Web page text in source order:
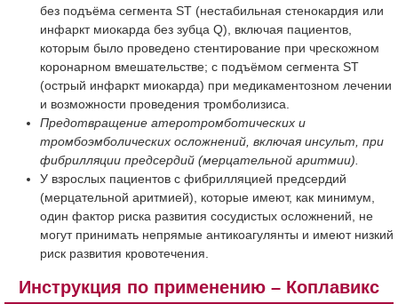
без подъёма сегмента ST (нестабильная стенокардия или
инфаркт миокарда без зубца Q), включая пациентов,
которым было проведено стентирование при чрескожном
коронарном вмешательстве; с подъёмом сегмента ST
(острый инфаркт миокарда) при медикаментозном лечении
и возможности проведения тромболизиса.
Предотвращение атеротромботических и
тромбоэмболических осложнений, включая инсульт, при
фибрилляции предсердий (мерцательной аритмии).
У взрослых пациентов с фибрилляцией предсердий
(мерцательной аритмией), которые имеют, как минимум,
один фактор риска развития сосудистых осложнений, не
могут принимать непрямые антикоагулянты и имеют низкий
риск развития кровотечения.
Инструкция по применению – Коплавикс